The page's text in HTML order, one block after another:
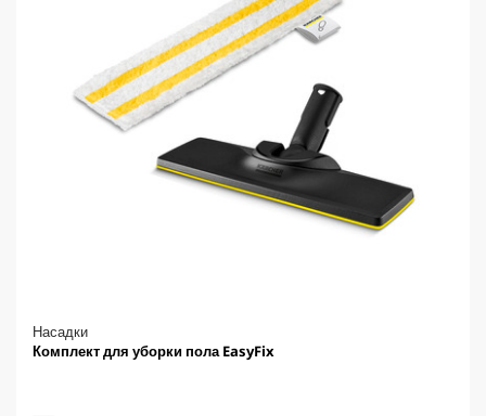
Насадки
Комплект для уборки пола EasyFix